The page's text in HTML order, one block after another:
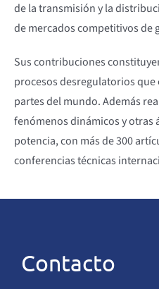
de la transmisión y la
de mercados competitivos de
Sus contribuciones
procesos desregulatorios
partes del mundo. Además
fenómenos dinámicos y otras
potencia, con más de 300
conferencias técnicas
Contacto